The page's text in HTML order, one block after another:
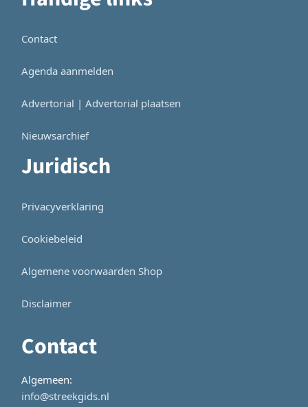
Contact
Agenda aanmelden
Advertorial | Advertorial plaatsen
Nieuwsarchief
Juridisch
Privacyverklaring
Cookiebeleid
Algemene voorwaarden Shop
Disclaimer
Contact
Algemeen:
info@streekgids.nl